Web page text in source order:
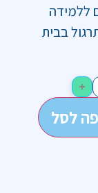
ללמידה
בבית
+
לסל